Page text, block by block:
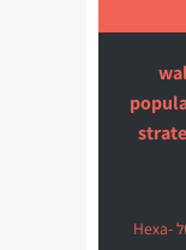
סיכום הניסוי ב'מקורות': בחינת הכיסויים הצפים של Hexa-